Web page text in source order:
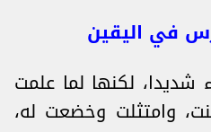
في اليقين
شديدا، لكنها لما علمت
وامتثلت وخضعت له،